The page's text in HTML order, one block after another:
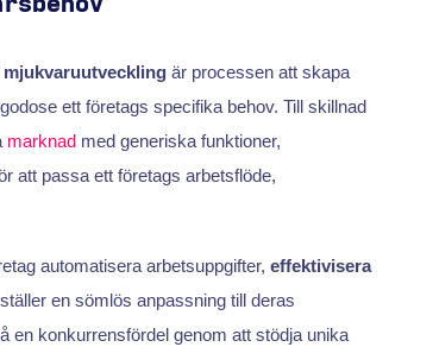
mjukvaruutvecklingär processen att skapa
ett företags specifika behov. Till skillnad
marknadmed generiska funktioner,
att passa ett företags arbetsflöde,
automatisera arbetsuppgifter, effektivisera
en sömlös anpassning till deras
en konkurrensfördel genom att stödja unika